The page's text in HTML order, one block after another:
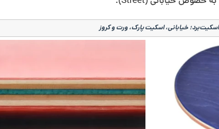
خیابانی، اسکیت پارک، ورت و کروز